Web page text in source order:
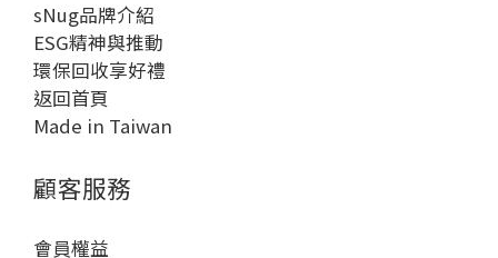
sNug品牌介紹
ESG精神與推動
環保回收享好禮
返回首頁
Made in Taiwan
顧客服務
會員權益